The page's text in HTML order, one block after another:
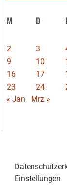
M D
2
3
9
10
16
17
23
24
« Jan
Mrz »
Einstellungen